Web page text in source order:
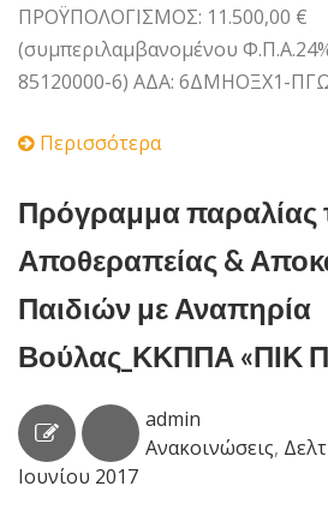
ΠΡΟΫΠΟΛΟΓΙΣΜΟΣ: 11.500,00 €
(συμπεριλαμβανομένου
85120000-6) ΑΔΑ: 6ΔΜΗΟΞΧ1-
Περισσότερα
Πρόγραμμα παραλίας
Αποθεραπείας &
Παιδιών με Αναπηρία
Βούλας_ΚΚΠΠΑ «ΠΙΚ
admin
Ανακοινώσεις,
Ιουνίου 2017